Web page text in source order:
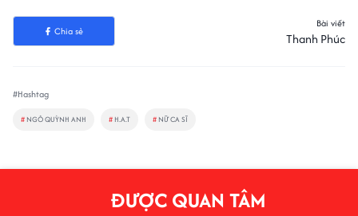
Chia sẻ
Bài viết
Thanh Phúc
#Hashtag
# NGÔ QUỲNH ANH # H.A.T # NỮ CA SĨ
ĐƯỢC QUAN TÂM